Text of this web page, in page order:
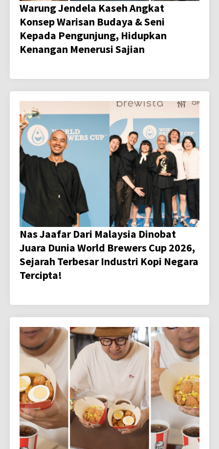
Warung Jendela Kaseh Angkat
Konsep Warisan Budaya & Seni
Kepada Pengunjung, Hidupkan
Kenangan Menerusi Sajian
Nas Jaafar Dari Malaysia Dinobat
Juara Dunia World Brewers Cup 2026,
Sejarah Terbesar Industri Kopi Negara
Tercipta!